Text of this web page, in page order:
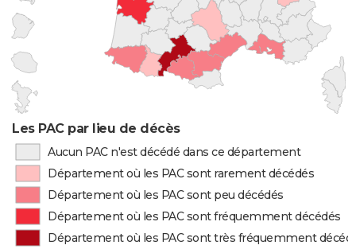
Les PAC par lieu de décès
Aucun PAC n'est décédé dans ce département
Département où les PAC sont rarement décédés
Département où les PAC sont peu décédés
Département où les PAC sont fréquemment décédés
Département où les PAC sont très fréquemment